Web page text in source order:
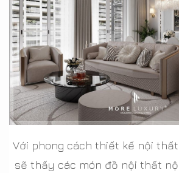
Với phong cách thiết kế nội
sẽ thấy các món đồ nội thất